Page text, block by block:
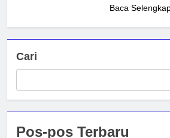
Baca
Cari
Pos-pos Terbaru